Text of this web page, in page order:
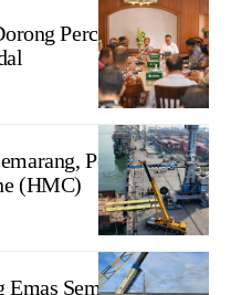
Percepat
Pelindo
(HMC)
Semarang Jebol